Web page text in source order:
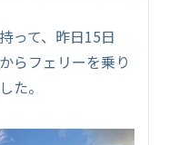
って、昨日15日
らフェリーを乗り
た。